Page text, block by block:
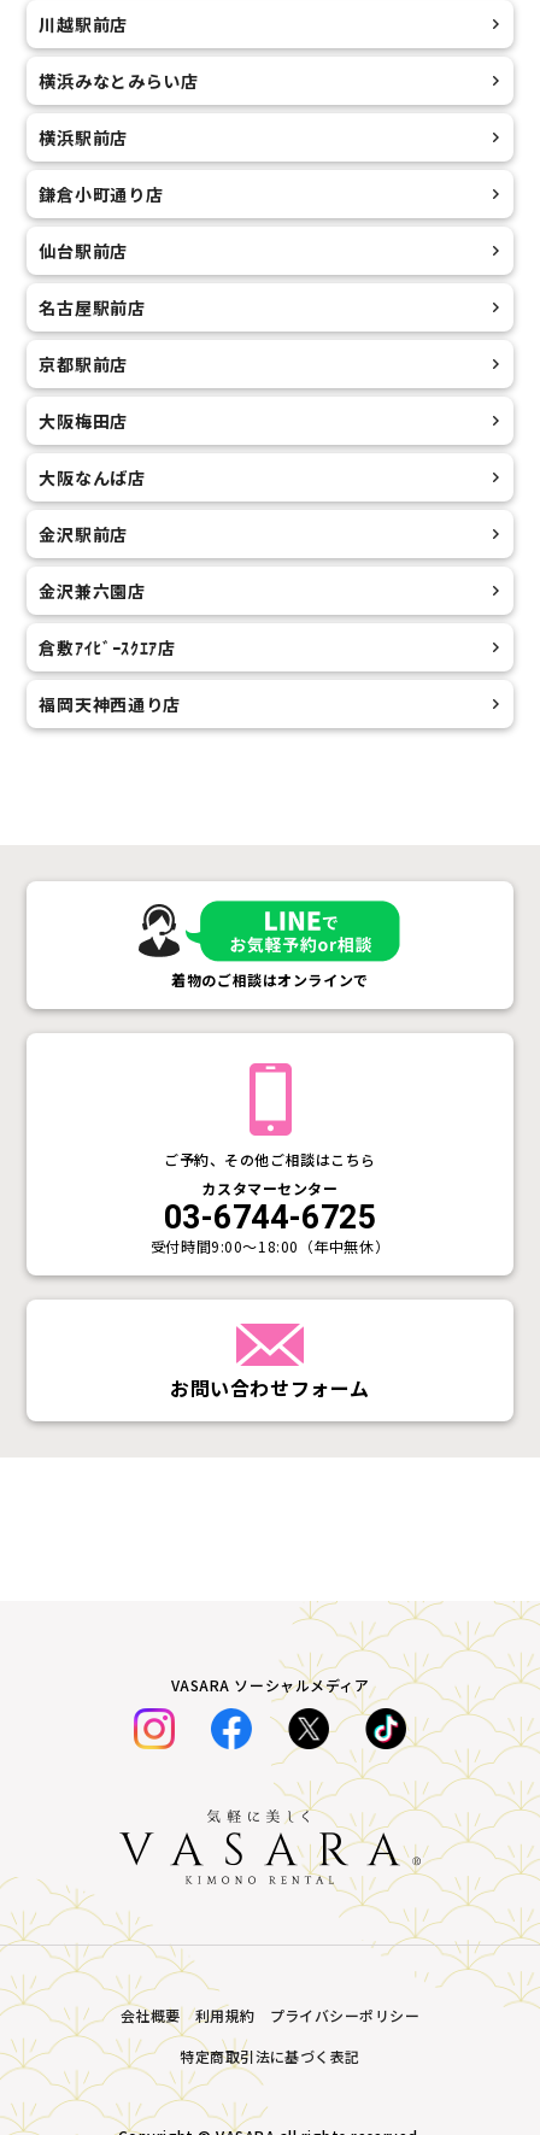
川越駅前店
横浜みなとみらい店
横浜駅前店
鎌倉小町通り店
仙台駅前店
名古屋駅前店
京都駅前店
大阪梅田店
大阪なんば店
金沢駅前店
金沢兼六園店
倉敷ｱｲﾋﾞｰｽｸｴｱ店
福岡天神西通り店
お問い合わせフォーム
ご予約、その他ご相談はこちら
カスタマーセンター
03-6744-6725
受付時間9:00〜18:00（年中無休）
着物のご相談はオンラインで
VASARA ソーシャルメディア
会社概要 利用規約
プライバシーポリシー
特定商取引法に基づく表記